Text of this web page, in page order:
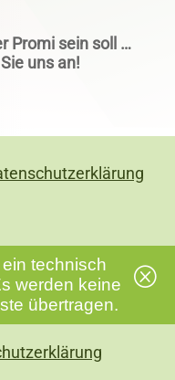
Promi sein soll …
uns an!
technisch
werden keine
übertragen.
Q